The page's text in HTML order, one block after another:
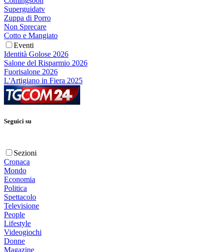
Superguidatv
Zuppa di Porro
Non Sprecare
Cotto e Mangiato
Eventi
Identità Golose 2026
Salone del Risparmio 2026
Fuorisalone 2026
L'Artigiano in Fiera 2025
Seguici su
Sezioni
Cronaca
Mondo
Economia
Politica
Spettacolo
Televisione
People
Lifestyle
Videogiochi
Donne
Magazine